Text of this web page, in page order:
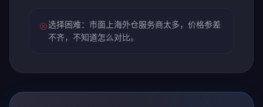
⊗选择困难：市面上海外仓服务商太多，价格参差
不齐，不知道怎么对比。